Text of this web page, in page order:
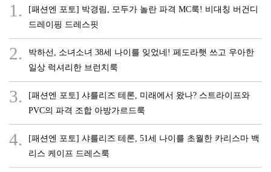
1.
[패션엔 포토] 박경림, 모두가 놀란 파격 MC룩! 비대칭 버건디
드레이핑 드레스핏
2.
박하선, 소녀소녀 38세 나이를 잊었네! 페도라햇 쓰고 우아한
일상 럭셔리한 브런치룩
3.
[패션엔 포토] 샤를리즈 테론, 미래에서 왔나? 스트라이프와
PVC의 파격 조합 아방가르드룩
4.
[패션엔 포토] 샤를리즈 테론, 51세 나이를 초월한 카리스마 백
리스 케이프 드레스룩